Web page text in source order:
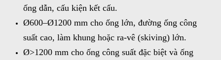
ống dẫn, cấu kiện kết cấu.
Ø600–Ø1200 mm cho ống lớn, đường ống công
suất cao, làm khung hoặc ra-vê (skiving) lớn.
Ø>1200 mm cho ống công suất đặc biệt và ống